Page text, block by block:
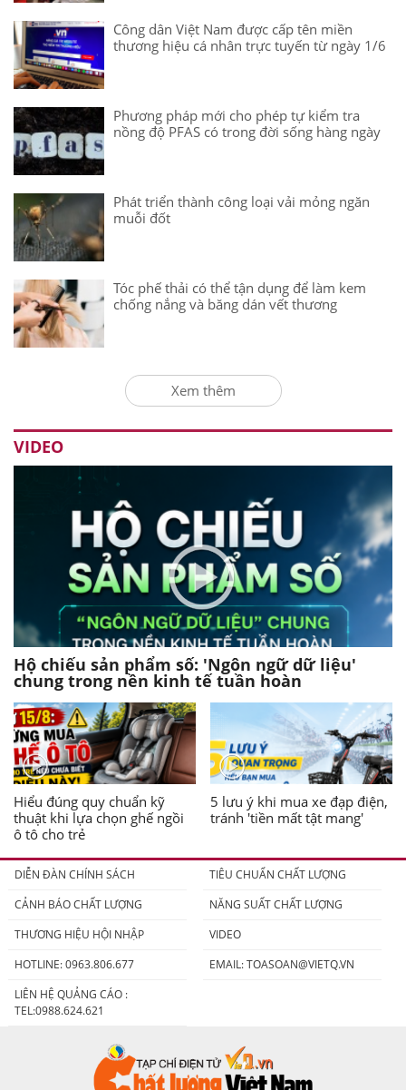
Công dân Việt Nam được cấp tên miền
thương hiệu cá nhân trực tuyến từ ngày 1/6
Phương pháp mới cho phép tự kiểm tra
nồng độ PFAS có trong đời sống hàng ngày
Phát triển thành công loại vải mỏng ngăn
muỗi đốt
Tóc phế thải có thể tận dụng để làm kem
chống nắng và băng dán vết thương
Xem thêm
VIDEO
Hộ chiếu sản phẩm số: 'Ngôn ngữ dữ liệu'
chung trong nền kinh tế tuần hoàn
Hiểu đúng quy chuẩn kỹ
thuật khi lựa chọn ghế ngồi
ô tô cho trẻ
5 lưu ý khi mua xe đạp điện,
tránh 'tiền mất tật mang'
DIỄN ĐÀN CHÍNH SÁCH
TIÊU CHUẨN CHẤT LƯỢNG
CẢNH BÁO CHẤT LƯỢNG
NĂNG SUẤT CHẤT LƯỢNG
THƯƠNG HIỆU HỘI NHẬP
VIDEO
HOTLINE: 0963.806.677
EMAIL:TOASOAN@VIETQ.VN
LIÊN HỆ QUẢNG CÁO :
TEL:0988.624.621